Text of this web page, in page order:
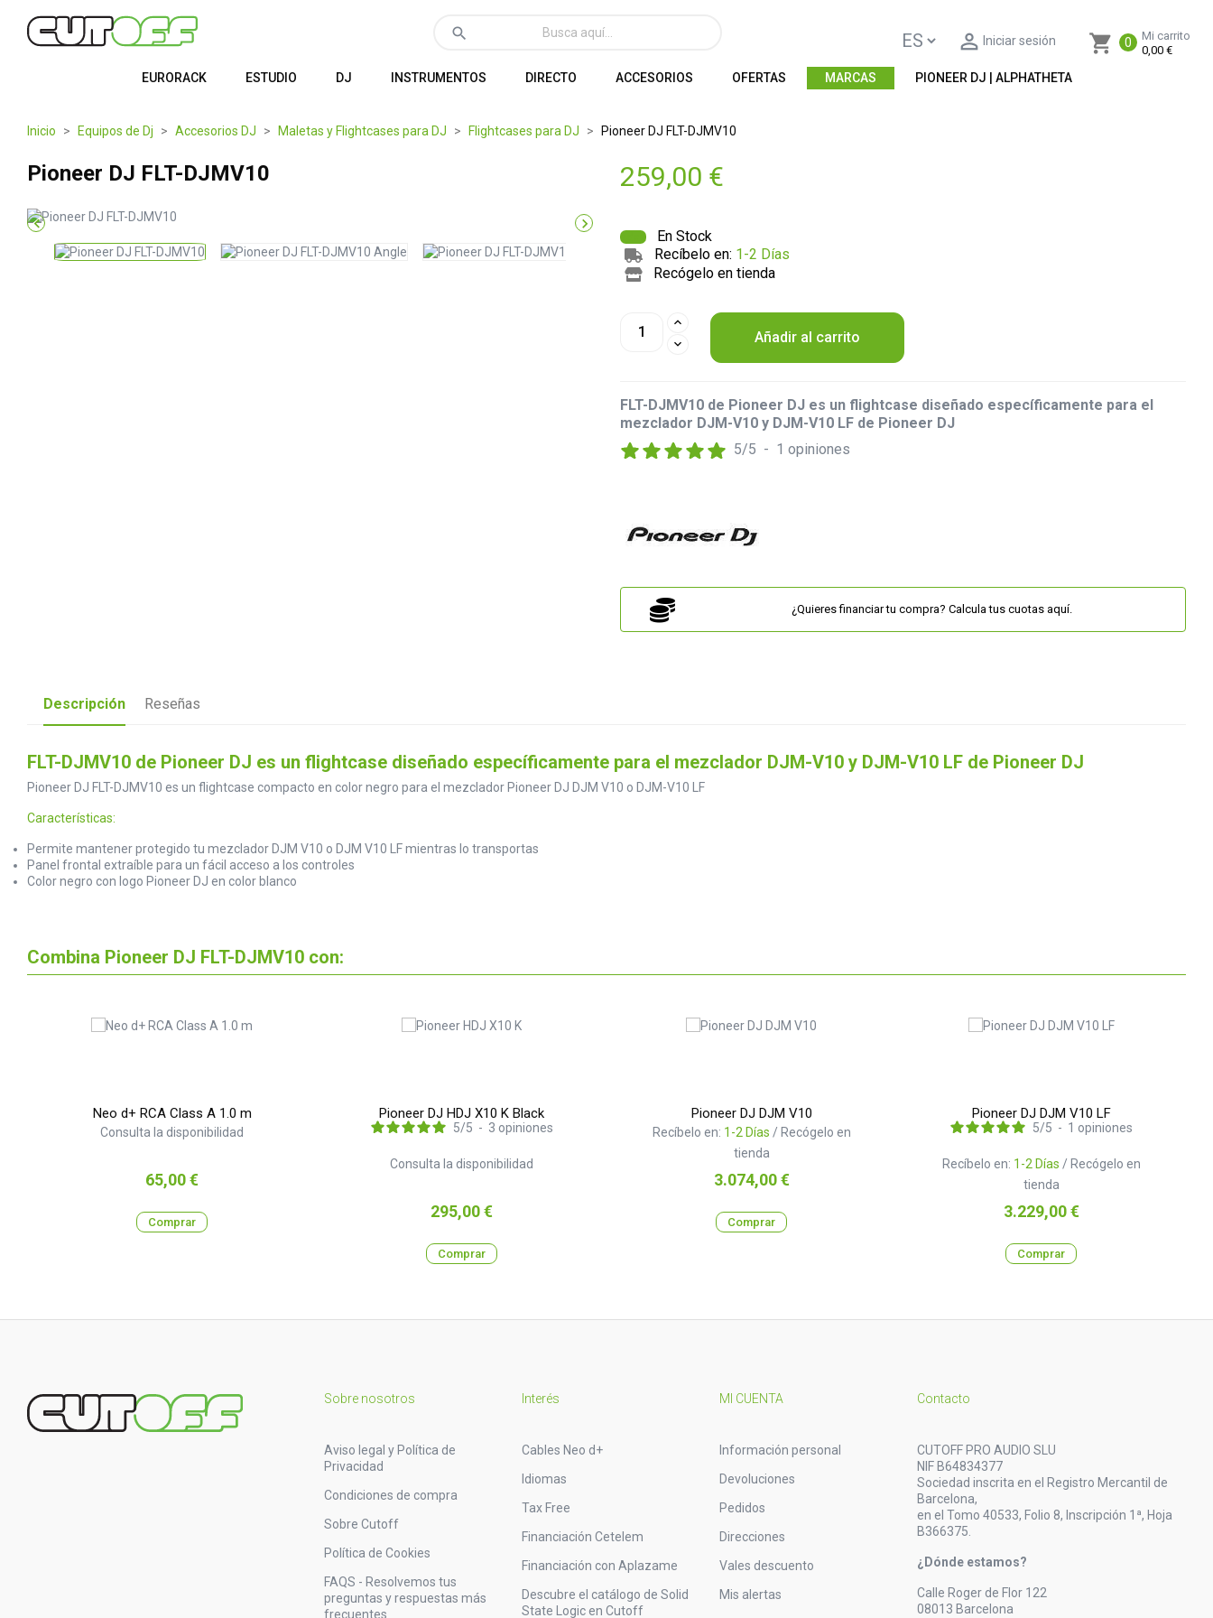
shopping_cart 0
Mi carrito
0,00 €
 Iniciar sesión
search
EURORACK ESTUDIO DJ INSTRUMENTOS DIRECTO ACCESORIOS OFERTAS MARCAS PIONEER DJ | ALPHATHETA
Inicio Equipos de Dj Accesorios DJ Maletas y Flightcases para DJ Flightcases para DJ Pioneer DJ FLT-DJMV10
Pioneer DJ FLT-DJMV10
 
259,00 €
En Stock
Recíbelo en: 1-2 Días
Recógelo en tienda
Añadir al carrito
FLT-DJMV10 de Pioneer DJ es un flightcase diseñado específicamente para el
mezclador DJM-V10 y DJM-V10 LF de Pioneer DJ
5/5 - 1 opiniones
¿Quieres financiar tu compra? Calcula tus cuotas aquí.
Descripción Reseñas
FLT-DJMV10 de Pioneer DJ es un flightcase diseñado específicamente para el mezclador DJM-V10 y DJM-V10 LF de Pioneer DJ
Pioneer DJ FLT-DJMV10 es un flightcase compacto en color negro para el mezclador Pioneer DJ DJM V10 o DJM-V10 LF
Características:
Permite mantener protegido tu mezclador DJM V10 o DJM V10 LF mientras lo transportas
Panel frontal extraíble para un fácil acceso a los controles
Color negro con logo Pioneer DJ en color blanco
Combina Pioneer DJ FLT-DJMV10 con:
Neo d+ RCA Class A 1.0 m
Consulta la disponibilidad
Precio
65,00 €
Comprar
Pioneer DJ HDJ X10 K Black
Consulta la disponibilidad
5/5 - 3 opiniones
Precio
295,00 €
Comprar
Pioneer DJ DJM V10
Recíbelo en: 1-2 Días / Recógelo en
tienda
Precio
3.074,00 €
Comprar
Pioneer DJ DJM V10 LF
Recíbelo en: 1-2 Días / Recógelo en
tienda
5/5 - 1 opiniones
Precio
3.229,00 €
Comprar
Sobre nosotros
Aviso legal y Política de
Privacidad
Condiciones de compra
Sobre Cutoff
Política de Cookies
FAQS - Resolvemos tus
preguntas y respuestas más
frecuentes
Interés
Cables Neo d+
Idiomas
Tax Free
Financiación Cetelem
Financiación con Aplazame
Descubre el catálogo de Solid
State Logic en Cutoff
MI CUENTA
Información personal
Devoluciones
Pedidos
Direcciones
Vales descuento
Mis alertas
Contacto
CUTOFF PRO AUDIO SLU
NIF B64834377
Sociedad inscrita en el Registro Mercantil de
Barcelona,
en el Tomo 40533, Folio 8, Inscripción 1ª, Hoja
B366375.
¿Dónde estamos?
Calle Roger de Flor 122
08013 Barcelona